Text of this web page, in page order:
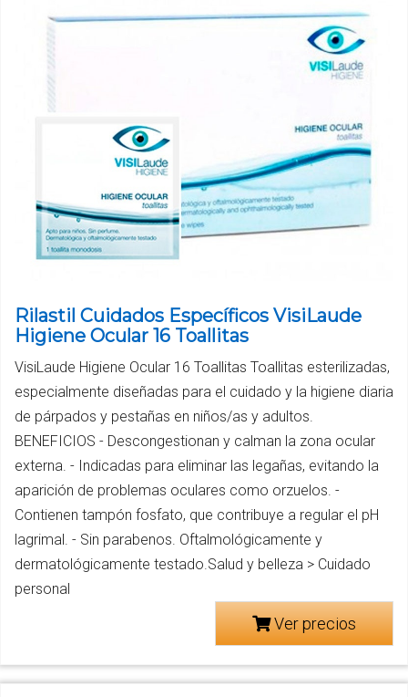
Rilastil Cuidados Específicos VisiLaude
Higiene Ocular 16 Toallitas
VisiLaude Higiene Ocular 16 Toallitas Toallitas esterilizadas,
especialmente diseñadas para el cuidado y la higiene diaria
de párpados y pestañas en niños/as y adultos.
BENEFICIOS - Descongestionan y calman la zona ocular
externa. - Indicadas para eliminar las legañas, evitando la
aparición de problemas oculares como orzuelos. -
Contienen tampón fosfato, que contribuye a regular el pH
lagrimal. - Sin parabenos. Oftalmológicamente y
dermatológicamente testado.Salud y belleza > Cuidado
personal
Ver precios